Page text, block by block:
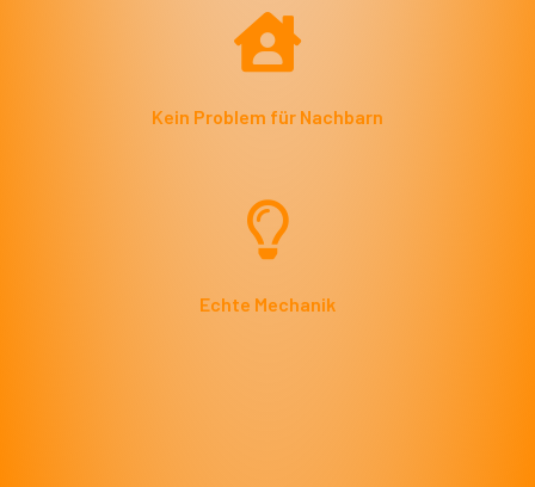
Kein Problem für Nachbarn
Echte Mechanik